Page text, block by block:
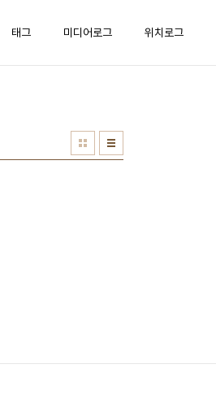
태그 미디어로그 위치로그